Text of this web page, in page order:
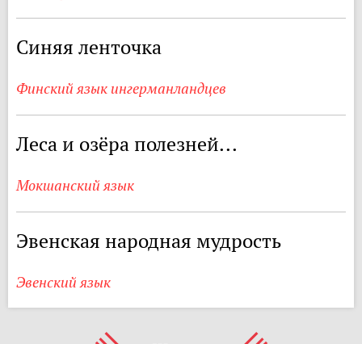
Синяя ленточка
Финский язык ингерманландцев
Леса и озёра полезней...
Мокшанский язык
Эвенская народная мудрость
Эвенский язык